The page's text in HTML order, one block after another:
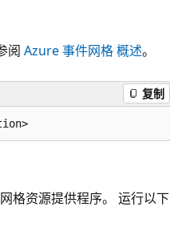
阅 Azure 事件网格 概述。
复制
格资源提供程序。 运行以下